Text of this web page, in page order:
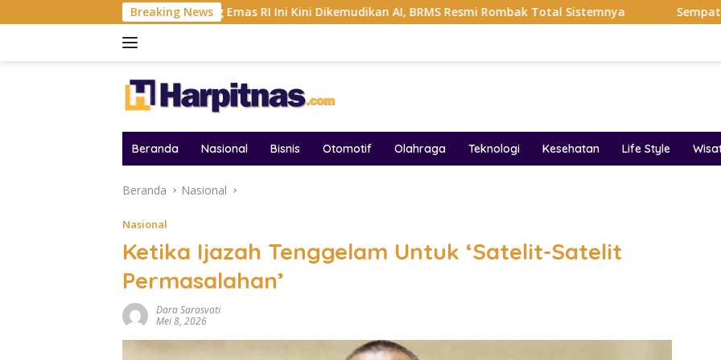
ke
Breaking News
Tambang Emas RI Ini Kini Dikemudikan AI, BRMS Resmi Rombak Total Sistemnya Sempat Viral Gaya ASI
Beranda Nasional Bisnis Otomotif Olahraga Teknologi Kesehatan Life Style
Beranda Nasional
Nasional
Ketika Ijazah Tenggelam Untuk ‘Satelit-Satelit
Permasalahan’
Dara Sarasvati
Mei 8, 2026